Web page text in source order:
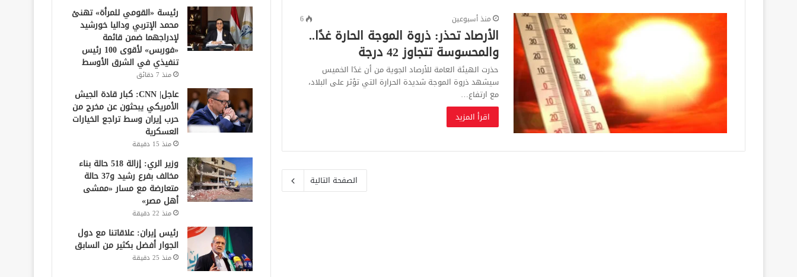
منذ أسبوعين 6
الأرصاد تحذر: ذروة الموجة الحارة غدًا..
والمحسوسة تتجاوز 42 درجة
حذرت الهيئة العامة للأرصاد الجوية من أن غدًا الخميس
سيشهد ذروة الموجة شديدة الحرارة التي تؤثر على البلاد،
مع ارتفاع…
اقرأ المزيد
الصفحة التالية
رئيسة «القومي للمرأة» تهنئ
محمد الإتربي وداليا خورشيد
لإدراجهما ضمن قائمة
«فوربس» لأقوى 100 رئيس
تنفيذي في الشرق الأوسط
منذ 7 دقائق
عاجل| CNN: كبار قادة الجيش
الأمريكي يبحثون عن مخرج من
حرب إيران وسط تراجع الخيارات
العسكرية
منذ 15 دقيقة
وزير الري: إزالة 518 حالة بناء
مخالف بفرع رشيد و37 حالة
متعارضة مع مسار «ممشى
أهل مصر»
منذ 22 دقيقة
رئيس إيران: علاقاتنا مع دول
الجوار أفضل بكثير من السابق
منذ 25 دقيقة